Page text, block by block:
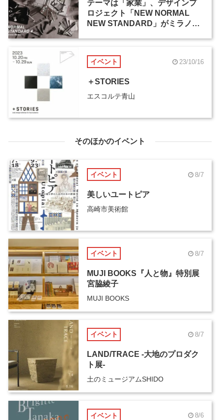
テーマは「家業」、デザインプ
ロジェクト「NEW NORMAL
NEW STANDARD」がミラノデ
イベント 23/10/16
＋STORIES
エスコルテ青山
そのほかのイベント
イベント 8/7
美しいユートピア
高崎市美術館
イベント 8/7
MUJI BOOKS『人と物』特別展
宮脇綾子
MUJI BOOKS
イベント 8/7
LAND/TRACE -大地のプロダク
ト展-
土のミュージアムSHIDO
イベント 8/6